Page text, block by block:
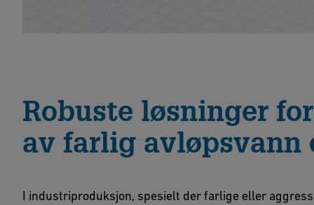
Robuste løsninger
av farlig avløpsvann
I industriproduksjon, spesielt der farlige eller